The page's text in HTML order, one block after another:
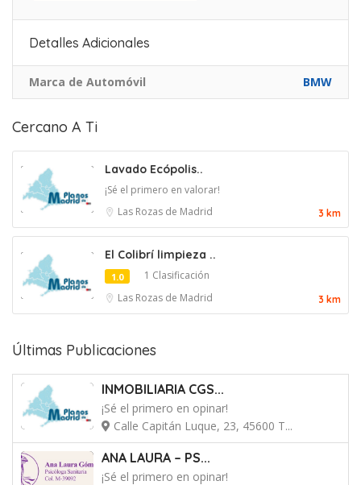
Detalles Adicionales
Marca de Automóvil BMW
Cercano A Ti
Lavado Ecópolis..
¡Sé el primero en valorar!
Las Rozas de Madrid
3 km
El Colibrí limpieza ..
1.0
1 Clasificación
Las Rozas de Madrid
3 km
Últimas Publicaciones
INMOBILIARIA CGS...
¡Sé el primero en opinar!
Calle Capitán Luque, 23, 45600 T...
ANA LAURA – PS...
¡Sé el primero en opinar!